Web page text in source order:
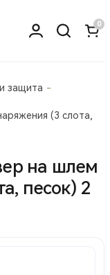
0
защита
(3 слота,
на шлем
песок) 2